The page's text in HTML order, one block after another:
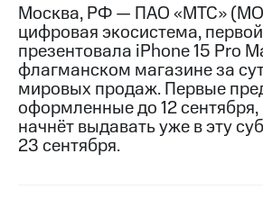
Контакты
Медиа-центр
Пресс-
релизы
МТС
о технологиях
Москва, РФ — ПАО «МТС»
цифровая экосистема,
презентовала iPhone 15 Pro
флагманском магазине за
мировых продаж. Первые
оформленные до 12
начнёт выдавать уже в эту
23 сентября.